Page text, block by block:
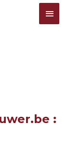
wijnbouw
: